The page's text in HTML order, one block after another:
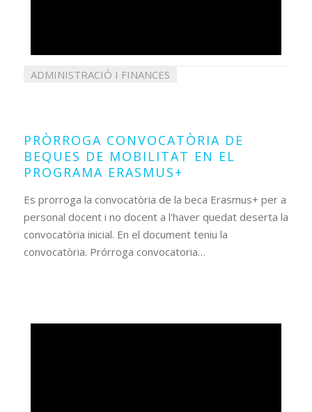
ADMINISTRACIÓ I FINANCES
PRÒRROGA CONVOCATÒRIA DE
BEQUES DE MOBILITAT EN EL
PROGRAMA ERASMUS+
Es prorroga la convocatòria de la beca Erasmus+ per a
personal docent i no docent a l'haver quedat deserta la
convocatòria inicial. En el document teniu la
convocatòria. Prórroga convocatoria…